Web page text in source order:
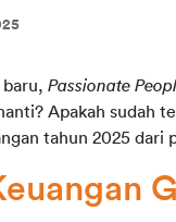
Passionate
Apakah sudah
tahun 2025